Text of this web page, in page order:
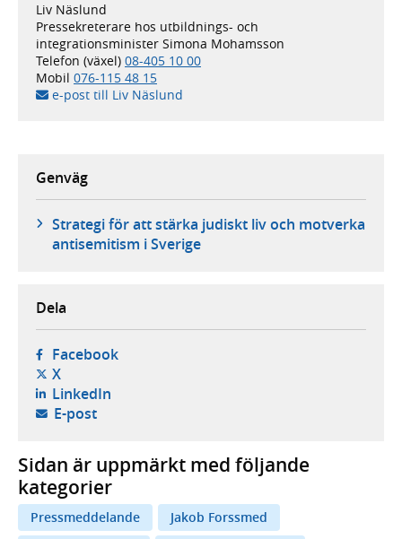
Liv Näslund
Pressekreterare hos utbildnings- och
integrationsminister Simona Mohamsson
Telefon (växel) 08-405 10 00
Mobil 076-115 48 15
e-post till Liv Näslund
Genväg
Strategi för att stärka judiskt liv och motverka
antisemitism i Sverige
Dela
Facebook- öppnas i ny flik, extern webbplats,
X- öppnas i ny flik, extern webbplats,
LinkedIn- öppnas i ny flik, extern webbplats,
E-post- öppnar din e-postklient,
Sidan är uppmärkt med följande
kategorier
Pressmeddelande
Jakob Forssmed